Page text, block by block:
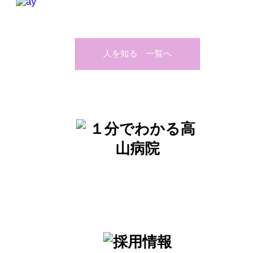
人を知る 一覧へ